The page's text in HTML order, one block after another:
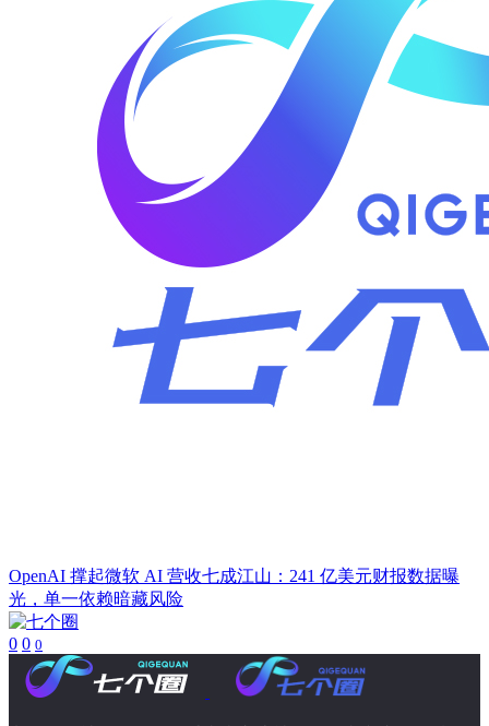
OpenAI 撑起微软 AI 营收七成江山：241 亿美元财报数据曝
光，单一依赖暗藏风险
0 0 0